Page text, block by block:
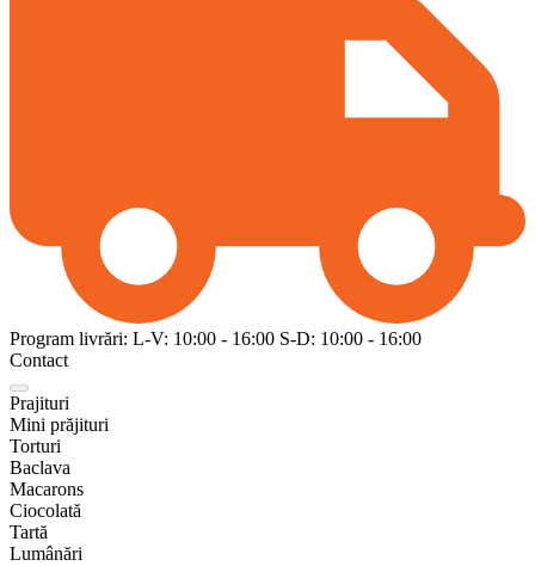
Program livrări: L-V: 10:00 - 16:00 S-D: 10:00 - 16:00
Contact
Prajituri
Mini prăjituri
Torturi
Baclava
Macarons
Ciocolată
Tartă
Lumânări